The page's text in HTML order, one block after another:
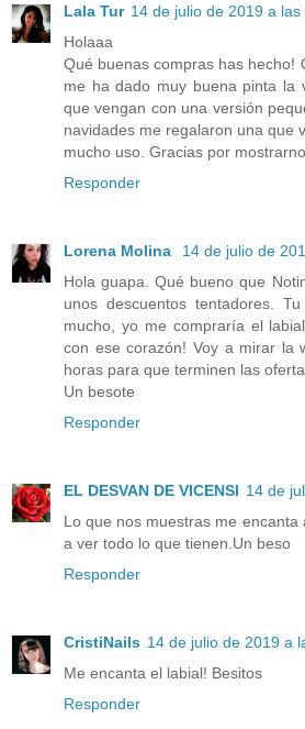
Lala Tur 14 de julio de 2019 a las
Holaaa
Qué buenas compras has hecho!
me ha dado muy buena pinta la
que vengan con una versión
navidades me regalaron una que
mucho uso. Gracias por
Responder
Lorena Molina
14 de julio de
Hola guapa. Qué bueno que
unos descuentos tentadores.
mucho, yo me compraría el
con ese corazón! Voy a mirar la
horas para que terminen las
Un besote
Responder
EL DESVAN DE VICENSI 14 de
Lo que nos muestras me encanta
a ver todo lo que tienen.Un beso
Responder
CristiNails 14 de julio de 2019 a
Me encanta el labial! Besitos
Responder